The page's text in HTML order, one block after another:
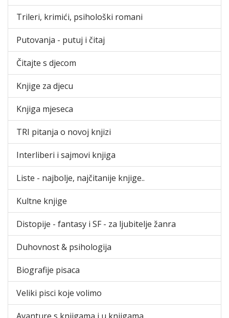
Trileri, krimići, psihološki romani
Putovanja - putuj i čitaj
Čitajte s djecom
Knjige za djecu
Knjiga mjeseca
TRI pitanja o novoj knjizi
Interliberi i sajmovi knjiga
Liste - najbolje, najčitanije knjige..
Kultne knjige
Distopije - fantasy i SF - za ljubitelje žanra
Duhovnost & psihologija
Biografije pisaca
Veliki pisci koje volimo